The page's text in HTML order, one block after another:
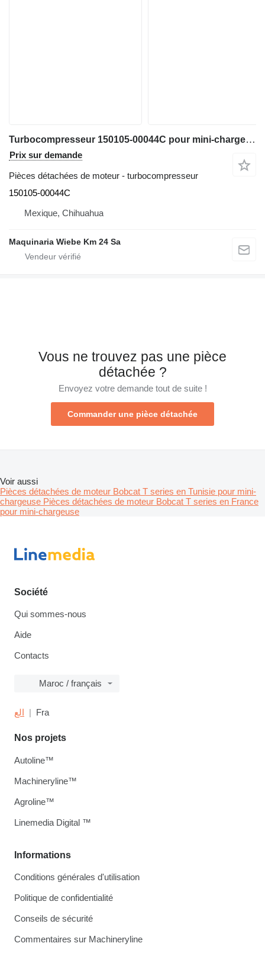
Turbocompresseur 150105-00044C pour mini-chargeuse Bobcat S530,S630,S650,T650,T595
Prix sur demande
Pièces détachées de moteur - turbocompresseur
150105-00044C
Mexique, Chihuahua
Maquinaria Wiebe Km 24 Sa
Vous ne trouvez pas une pièce
détachée ?
Envoyez votre demande tout de suite !
Commander une pièce détachée
Voir aussi
Pièces détachées de moteur Bobcat T series en Tunisie pour mini-
chargeuse Pièces détachées de moteur Bobcat T series en France
pour mini-chargeuse
Société
Qui sommes-nous
Aide
Contacts
Maroc / français
الع Fra
Informations
Conditions générales d'utilisation
Politique de confidentialité
Conseils de sécurité
Commentaires sur Machineryline
Nos projets
Autoline™
Machineryline™
Agroline™
Linemedia Digital ™